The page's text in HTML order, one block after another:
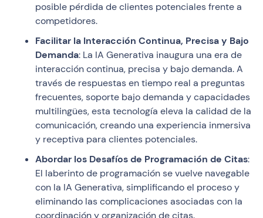
posible pérdida de clientes potenciales frente a
competidores.
Facilitar la Interacción Continua, Precisa y Bajo
Demanda: La IA Generativa inaugura una era de
interacción continua, precisa y bajo demanda. A
través de respuestas en tiempo real a preguntas
frecuentes, soporte bajo demanda y capacidades
multilingües, esta tecnología eleva la calidad de la
comunicación, creando una experiencia inmersiva
y receptiva para clientes potenciales.
Abordar los Desafíos de Programación de Citas:
El laberinto de programación se vuelve navegable
con la IA Generativa, simplificando el proceso y
eliminando las complicaciones asociadas con la
coordinación y organización de citas.